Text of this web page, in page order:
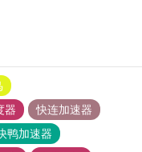
器
快连加速器
鸭加速器